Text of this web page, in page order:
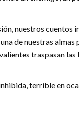
nuestros cuentos
de nuestras
traspasan
terrible en